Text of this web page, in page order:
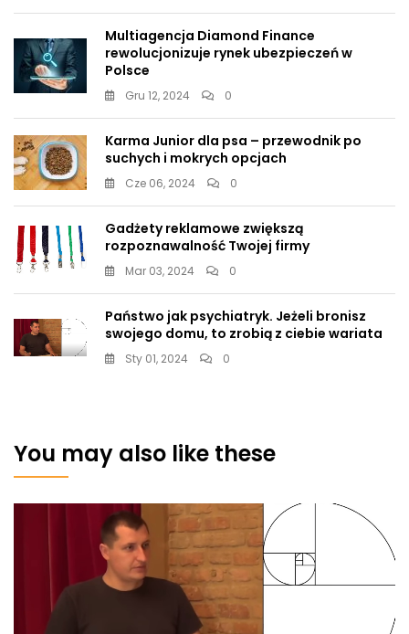
Multiagencja Diamond Finance
rewolucjonizuje rynek ubezpieczeń w
Polsce
Gru 12, 2024 0
Karma Junior dla psa – przewodnik po
suchych i mokrych opcjach
Cze 06, 2024 0
Gadżety reklamowe zwiększą
rozpoznawalność Twojej firmy
Mar 03, 2024 0
Państwo jak psychiatryk. Jeżeli bronisz
swojego domu, to zrobią z ciebie wariata
Sty 01, 2024 0
You may also like these